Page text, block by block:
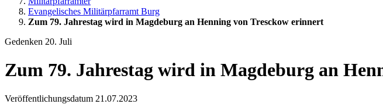
Evangelisches Militärpfarramt Burg
Zum 79. Jahrestag wird in Magdeburg an Henning von Tresckow erinnert
Gedenken 20. Juli
Zum 79. Jahrestag wird in Magdeburg an
Veröffentlichungsdatum 21.07.2023